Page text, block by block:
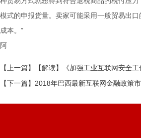
模式的申报货量。卖家可能采用一般贸易出
成本。”
阿
【上一篇】【解读】《加强工业互联网安全工
【下一篇】2018年巴西最新互联网金融政策